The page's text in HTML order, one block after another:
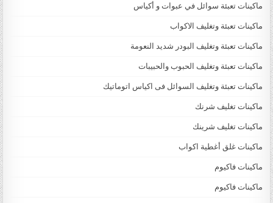
ماكينات تعبئة سوائل في عبوات و أكياس
ماكينات تعبئة وتغليف الاكواب
ماكينات تعبئة وتغليف البودر شديد النعومة
ماكينات تعبئة وتغليف الحبوب والحبيبات
ماكينات تعبئة وتغليف السوائل فى اكياس اتوماتيك
ماكينات تغليف شرنك
ماكينات تغليف شرينك
ماكينات غلق أغطية اكواب
ماكينات فاكيوم
ماكينات فاكيوم